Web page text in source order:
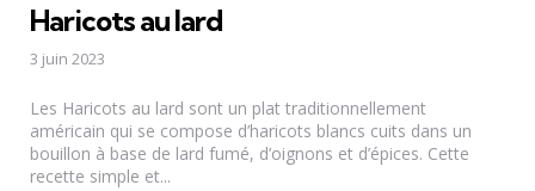
Haricots au lard
3 juin 2023
Les Haricots au lard sont un plat traditionnellement
américain qui se compose d’haricots blancs cuits dans un
bouillon à base de lard fumé, d’oignons et d’épices. Cette
recette simple et...